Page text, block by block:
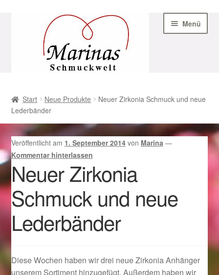
Navigation
Menü
AGB
Beispiel-Seite
Datenschutz
Geschenke zu Ostern 2023
Geschenke zu Ostern 2024
Geschenkideen für Weihnachten 2023
Start Neue Produkte
Neuer Zirkonia Schmuck und neue
Lederbänder
Veröffentlicht am 1. September 2014 von Marina —
Kommentar hinterlassen
Neuer Zirkonia
Schmuck und neue
Lederbänder
Diese Wochen haben wir drei neue Zirkonia Anhänger
unserem Sortiment hinzugefügt. Außerdem haben wir